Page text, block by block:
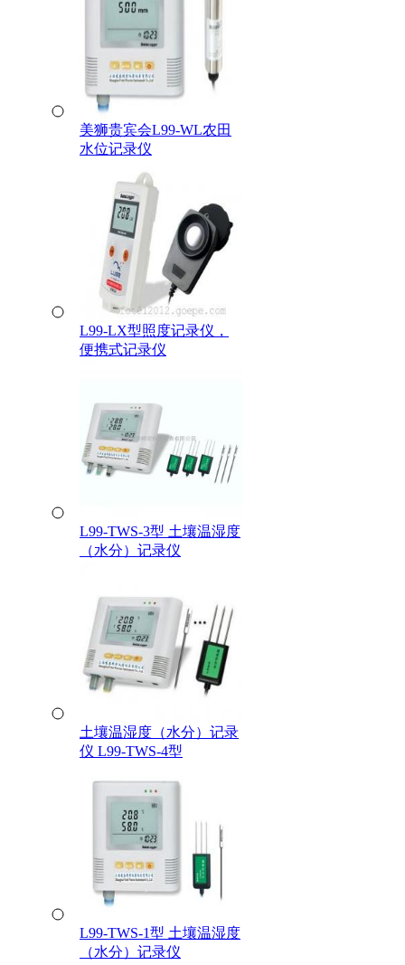
美狮贵宾会L99-WL农田
水位记录仪
L99-LX型照度记录仪，
便携式记录仪
L99-TWS-3型 土壤温湿度
（水分）记录仪
土壤温湿度（水分）记录
仪 L99-TWS-4型
L99-TWS-1型 土壤温湿度
（水分）记录仪